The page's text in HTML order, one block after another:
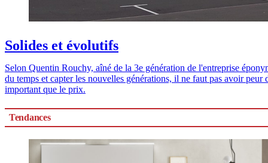
Solides et évolutifs
Selon Quentin Rouchy, aîné de la 3e génération de l'entreprise
du temps et capter les nouvelles générations, il ne faut pas avoir
important que le prix.
Tendances